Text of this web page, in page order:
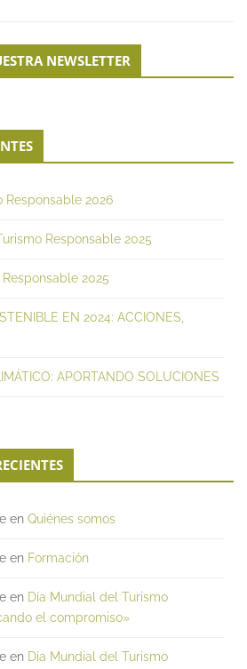
NEWSLETTER
Responsable 2026
Responsable 2025
2025
EN 2024: ACCIONES,
APORTANDO SOLUCIONES
en Quiénes somos
en Formación
en Día Mundial del Turismo
el compromiso»
en Día Mundial del Turismo